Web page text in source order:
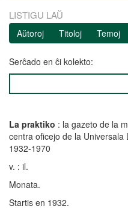
LISTIGU LAŬ
Aŭtoroj Titoloj Temoj
Serĉado en ĉi kolekto:
La praktiko : la gazeto de la
centra oficejo de la
1932-1970
v. : il.
Monata.
Startis en 1932.